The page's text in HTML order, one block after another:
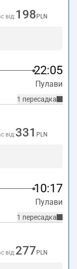
від: 198 PLN
22:05
Пулави
1 пересадка
від:331 PLN
10:17
Пулави
1 пересадка
від:277 PLN